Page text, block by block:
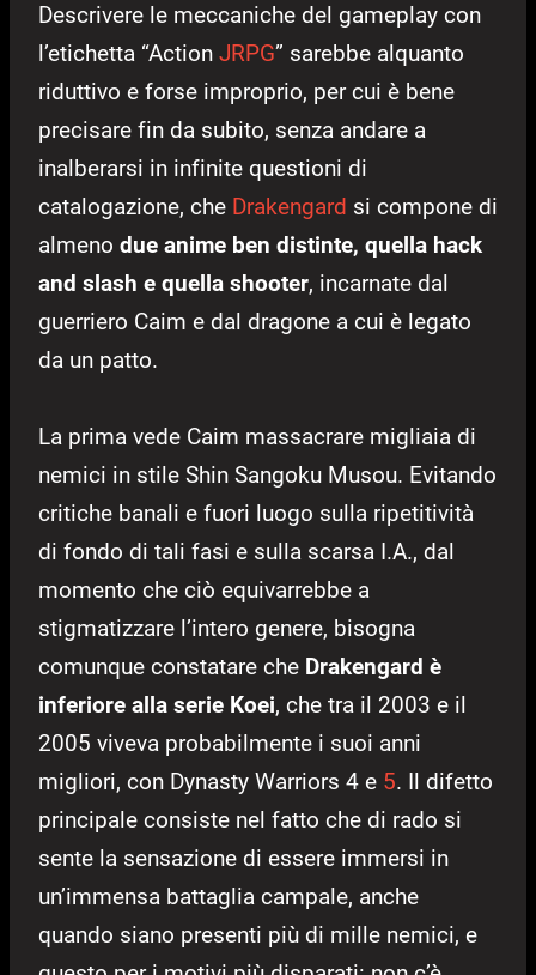
Descrivere le meccaniche del gameplay con
l’etichetta “Action JRPG” sarebbe alquanto
riduttivo e forse improprio, per cui è bene
precisare fin da subito, senza andare a
inalberarsi in infinite questioni di
catalogazione, che Drakengard si compone di
almeno due anime ben distinte, quella hack
and slash e quella shooter, incarnate dal
guerriero Caim e dal dragone a cui è legato
da un patto.
La prima vede Caim massacrare migliaia di
nemici in stile Shin Sangoku Musou. Evitando
critiche banali e fuori luogo sulla ripetitività
di fondo di tali fasi e sulla scarsa I.A., dal
momento che ciò equivarrebbe a
stigmatizzare l’intero genere, bisogna
comunque constatare che Drakengard è
inferiore alla serie Koei, che tra il 2003 e il
2005 viveva probabilmente i suoi anni
migliori, con Dynasty Warriors 4 e 5. Il difetto
principale consiste nel fatto che di rado si
sente la sensazione di essere immersi in
un’immensa battaglia campale, anche
quando siano presenti più di mille nemici, e